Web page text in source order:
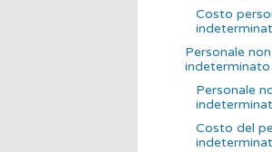
Costo
Personale
indeterminato
Personale
Costo del